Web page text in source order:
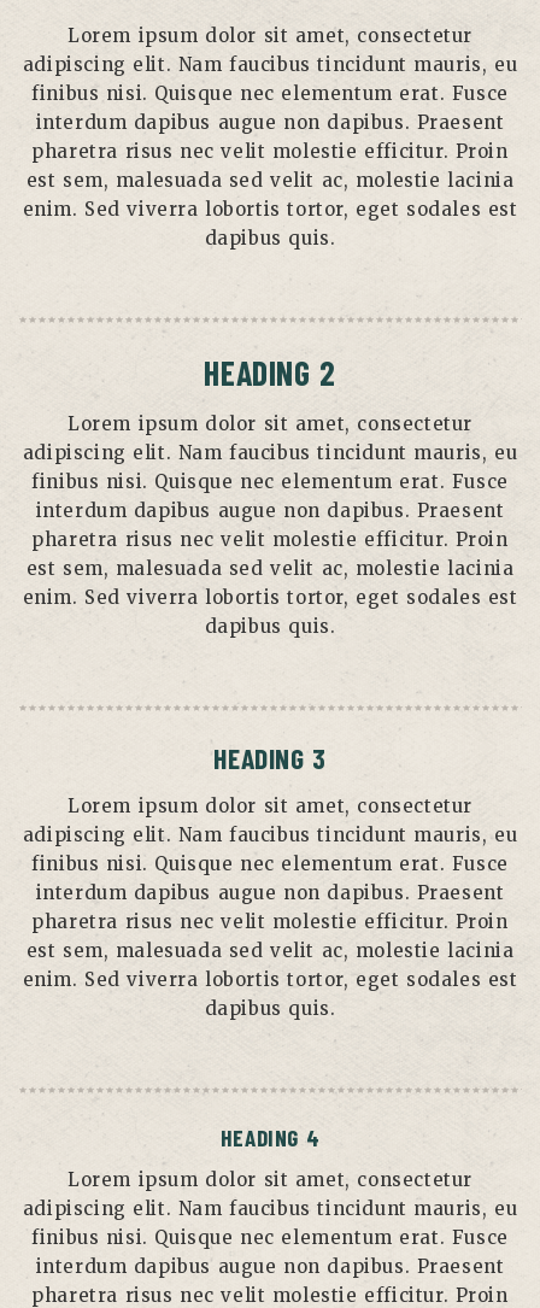
Lorem ipsum dolor sit amet, consectetur
adipiscing elit. Nam faucibus tincidunt mauris, eu
finibus nisi. Quisque nec elementum erat. Fusce
interdum dapibus augue non dapibus. Praesent
pharetra risus nec velit molestie efficitur. Proin
est sem, malesuada sed velit ac, molestie lacinia
enim. Sed viverra lobortis tortor, eget sodales est
dapibus quis.
HEADING 2
Lorem ipsum dolor sit amet, consectetur
adipiscing elit. Nam faucibus tincidunt mauris, eu
finibus nisi. Quisque nec elementum erat. Fusce
interdum dapibus augue non dapibus. Praesent
pharetra risus nec velit molestie efficitur. Proin
est sem, malesuada sed velit ac, molestie lacinia
enim. Sed viverra lobortis tortor, eget sodales est
dapibus quis.
HEADING 3
Lorem ipsum dolor sit amet, consectetur
adipiscing elit. Nam faucibus tincidunt mauris, eu
finibus nisi. Quisque nec elementum erat. Fusce
interdum dapibus augue non dapibus. Praesent
pharetra risus nec velit molestie efficitur. Proin
est sem, malesuada sed velit ac, molestie lacinia
enim. Sed viverra lobortis tortor, eget sodales est
dapibus quis.
HEADING 4
Lorem ipsum dolor sit amet, consectetur
adipiscing elit. Nam faucibus tincidunt mauris, eu
finibus nisi. Quisque nec elementum erat. Fusce
interdum dapibus augue non dapibus. Praesent
pharetra risus nec velit molestie efficitur. Proin